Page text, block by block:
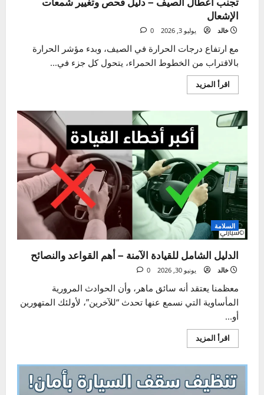
حرق
معدل
استهلاك
في
السيارات
الصيانة الموسمية
تجنب أعطال الصيف – دليل فحص وتغيير شمعات
الإشعال
خالد يوليو 3, 2026 0
مع ارتفاع درجات الحرارة في الصيف، وبدء مؤشر الحرارة
بالاقتراب من الخطوط الحمراء، يتحول كل جزء في...
اقرأ المزيداقرأ
عن
تجنب
أعطال
الصيف
دليل
فحص
وتغيير
السلامة